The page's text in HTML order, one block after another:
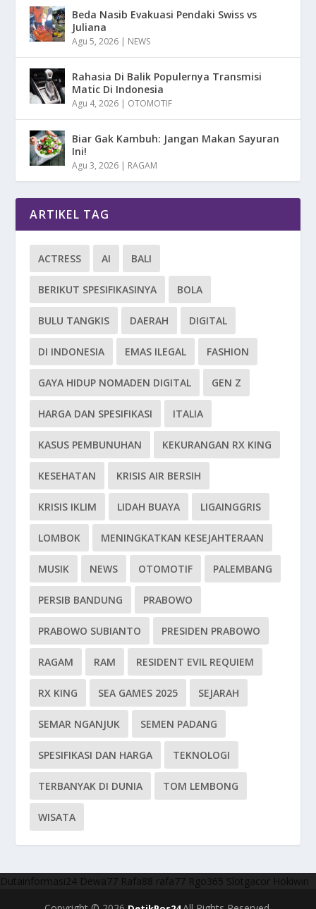
Beda Nasib Evakuasi Pendaki Swiss vs
Juliana
Agu 5, 2026 | NEWS
Rahasia Di Balik Populernya Transmisi
Matic Di Indonesia
Agu 4, 2026 | OTOMOTIF
Biar Gak Kambuh: Jangan Makan Sayuran
Ini!
Agu 3, 2026 | RAGAM
ARTIKEL TAG
ACTRESS AI BALI
BERIKUT SPESIFIKASINYA BOLA
BULU TANGKIS DAERAH DIGITAL
DI INDONESIA EMAS ILEGAL FASHION
GAYA HIDUP NOMADEN DIGITAL GEN Z
HARGA DAN SPESIFIKASI ITALIA
KASUS PEMBUNUHAN KEKURANGAN RX KING
KESEHATAN KRISIS AIR BERSIH
KRISIS IKLIM LIDAH BUAYA LIGAINGGRIS
LOMBOK MENINGKATKAN KESEJAHTERAAN
MUSIK NEWS OTOMOTIF PALEMBANG
PERSIB BANDUNG PRABOWO
PRABOWO SUBIANTO PRESIDEN PRABOWO
RAGAM RAM RESIDENT EVIL REQUIEM
RX KING SEA GAMES 2025 SEJARAH
SEMAR NGANJUK SEMEN PADANG
SPESIFIKASI DAN HARGA TEKNOLOGI
TERBANYAK DI DUNIA TOM LEMBONG
WISATA
Dutainformasi24 Dewa77 Rafa88 rafa77 Rgo365 Slotgacor Hokiwin